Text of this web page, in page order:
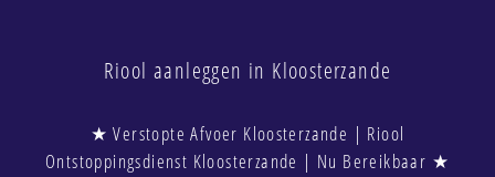
Riool aanleggen in Kloosterzande
★ Verstopte Afvoer Kloosterzande | Riool
Ontstoppingsdienst Kloosterzande | Nu Bereikbaar ★